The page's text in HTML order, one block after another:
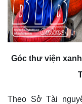
Góc thư viện
Theo Sở Tài